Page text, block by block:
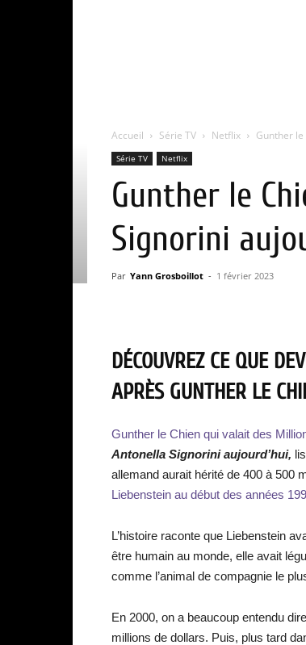
Accueil Série TV Netflix Gunther
Série TV Netflix
Gunther le
Signorini
Par Yann Grosboillot - 1 février 2023
DÉCOUVREZ CE QUE
APRÈS GUNTHER LE
Gunther le Chien qui valait des
Antonella Signorini aujourd’hui,
allemand aurait hérité de 400 à 500
Liebenstein au début des années
L’histoire raconte que Liebenstein
être humain au monde, elle avait
comme l’animal de compagnie le
En 2000, on a beaucoup entendu
millions de dollars. Puis, plus tard